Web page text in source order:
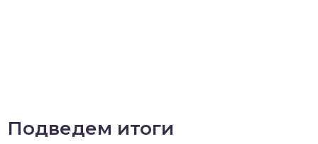
Подведем итоги